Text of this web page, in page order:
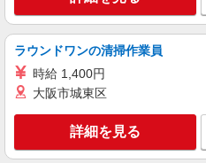
ラウンドワンの清掃作業員
時給 1,400円
大阪市城東区
詳細を見る